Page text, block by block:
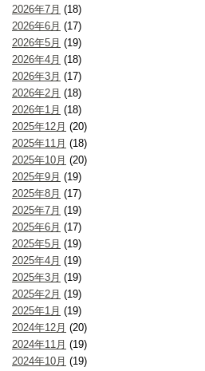
2026年7月 (18)
2026年6月 (17)
2026年5月 (19)
2026年4月 (18)
2026年3月 (17)
2026年2月 (18)
2026年1月 (18)
2025年12月 (20)
2025年11月 (18)
2025年10月 (20)
2025年9月 (19)
2025年8月 (17)
2025年7月 (19)
2025年6月 (17)
2025年5月 (19)
2025年4月 (19)
2025年3月 (19)
2025年2月 (19)
2025年1月 (19)
2024年12月 (20)
2024年11月 (19)
2024年10月 (19)